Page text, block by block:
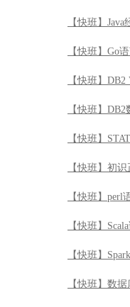
【快班】Java
【快班】Go
【快班】
【快班】
【快班】
【快班】初
【快班】perl
【快班】
【快班】
【快班】数